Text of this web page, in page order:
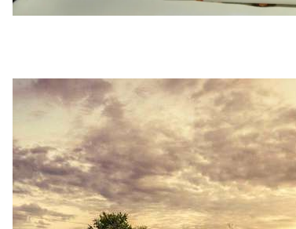
Read more about Morello's Restaurant and Catering